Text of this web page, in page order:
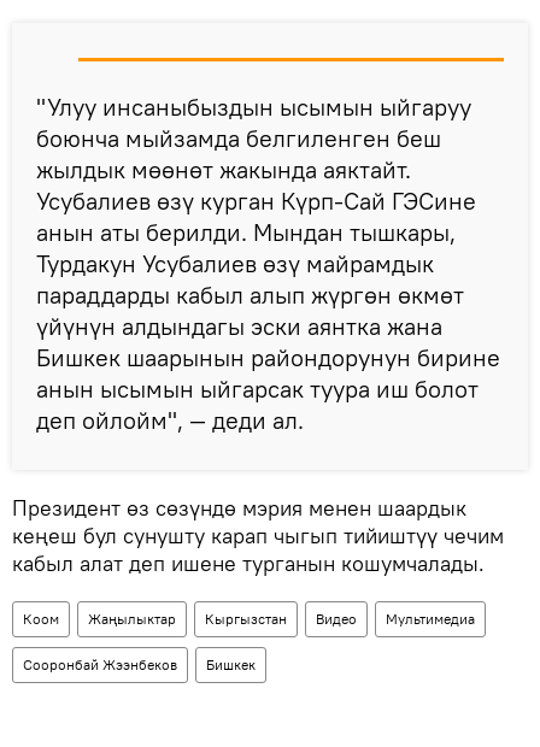
"Улуу инсаныбыздын ысымын ыйгаруу
боюнча мыйзамда белгиленген беш
жылдык мөөнөт жакында аяктайт.
Усубалиев өзү курган Күрп-Сай ГЭСине
анын аты берилди. Мындан тышкары,
Турдакун Усубалиев өзү майрамдык
параддарды кабыл алып жүргөн өкмөт
үйүнүн алдындагы эски аянтка жана
Бишкек шаарынын райондорунун бирине
анын ысымын ыйгарсак туура иш болот
деп ойлойм", — деди ал.
Президент өз сөзүндө мэрия менен шаардык
кеңеш бул сунушту карап чыгып тийиштүү чечим
кабыл алат деп ишене турганын кошумчалады.
Коом Жаңылыктар Кыргызстан Видео Мультимедиа
Сооронбай Жээнбеков Бишкек